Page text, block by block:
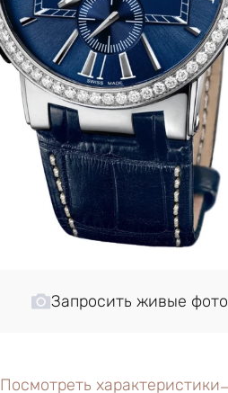
Запросить живые фото
Посмотреть характеристики